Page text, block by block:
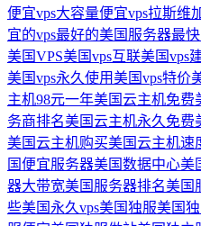
便宜vps大容量便宜vps拉斯维
宜的vps最好的美国服务器最
美国VPS美国vps互联美国vps
美国vps永久使用美国vps特价
主机98元一年美国云主机免费
务商排名美国云主机永久免费
美国云主机购买美国云主机速
国便宜服务器美国数据中心美
器大带宽美国服务器排名美国
些美国永久vps美国独服美国